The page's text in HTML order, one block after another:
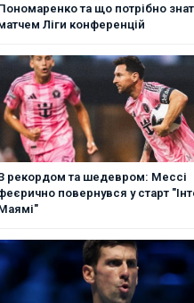
та що потрібно
Ліги конференцій
рекордом та шедевром: Мессі
повернувся у старт